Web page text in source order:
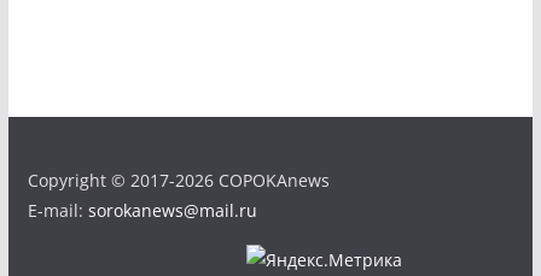
Copyright © 2017-2026 COPOKAnews
E-mail: sorokanews@mail.ru